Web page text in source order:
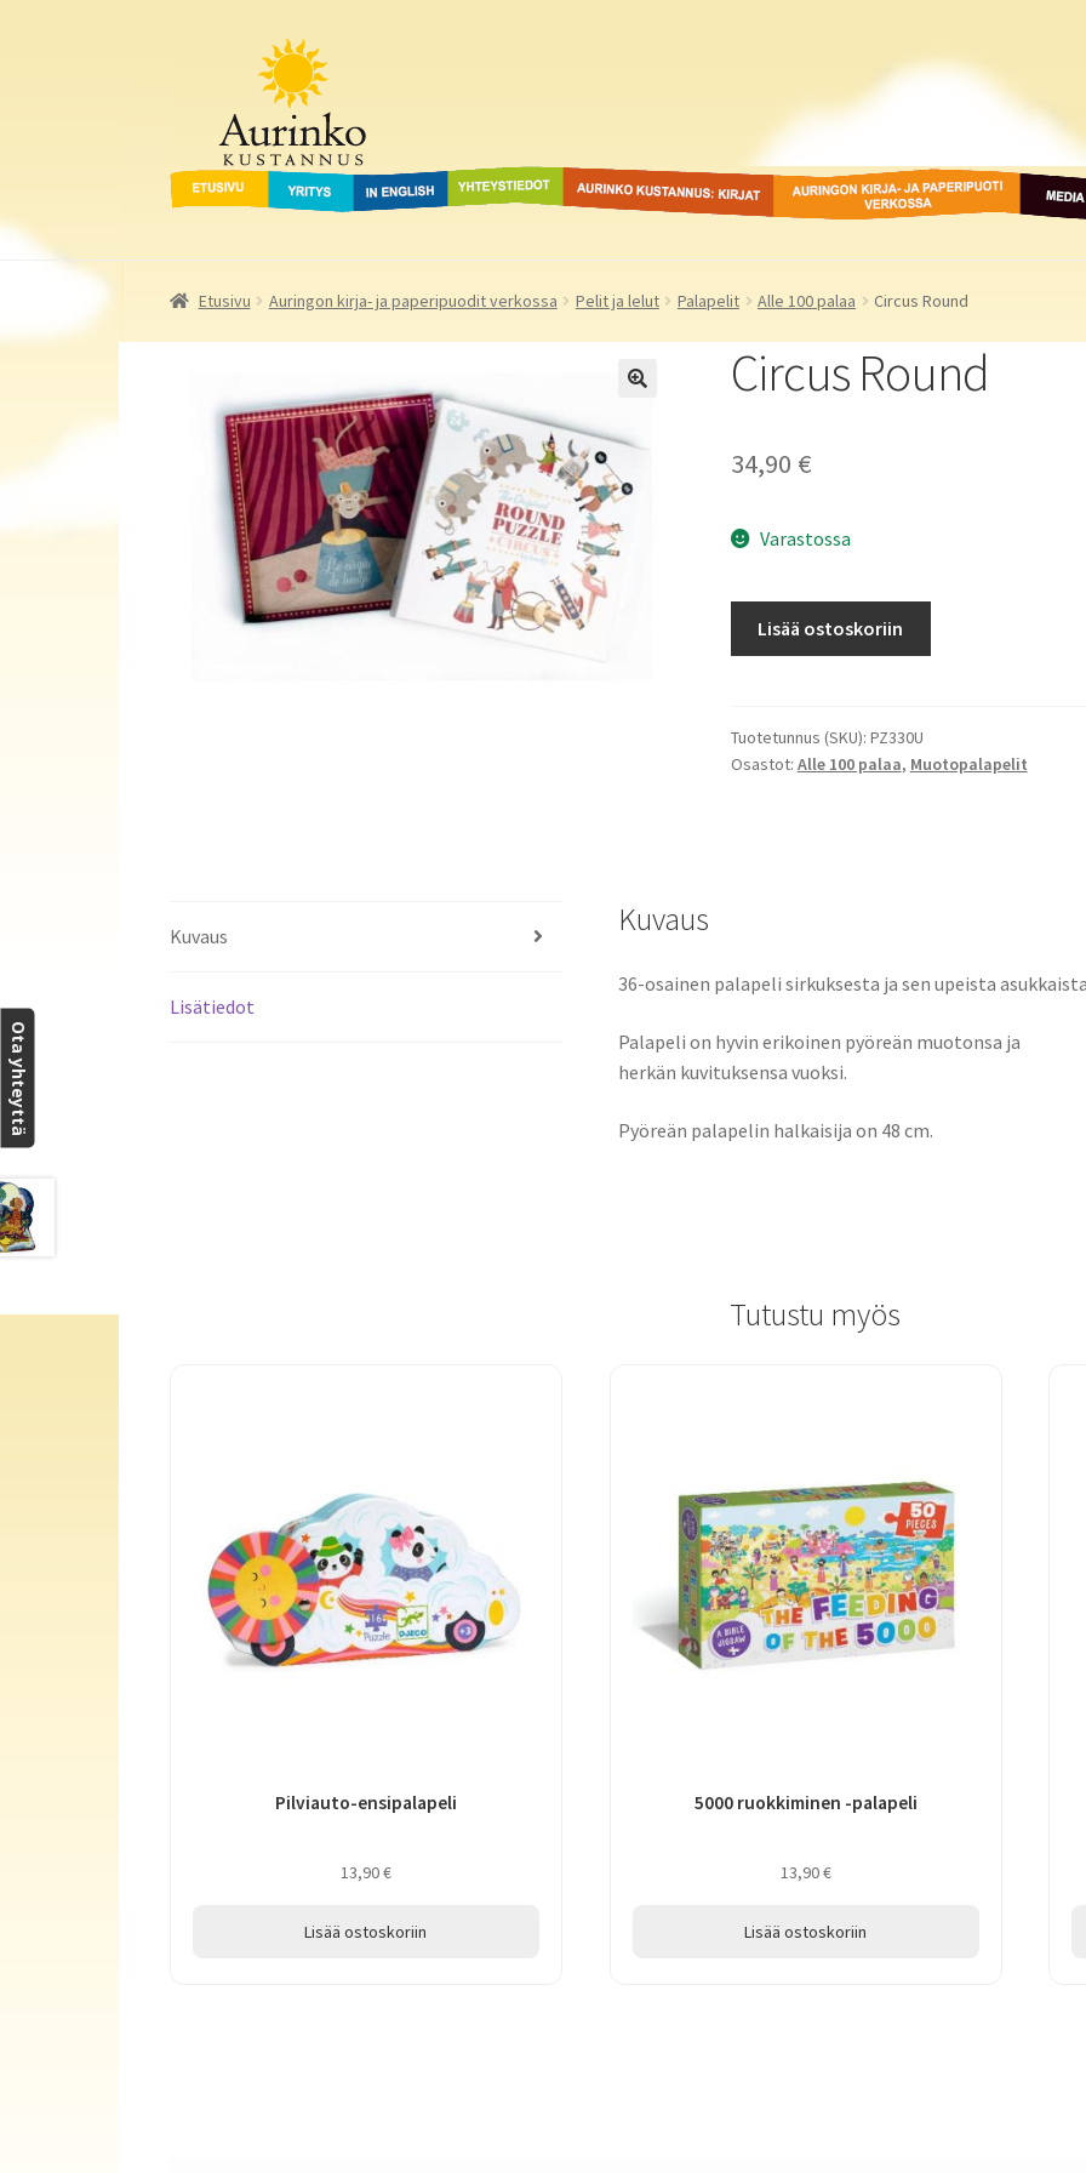
navigointiin
Aurinko Kustannus
Etusivu Yritys In English Yhteystiedot Aurinko Kustannus: kirjat Auringon kirja- ja
paperipuodit verkossa
Media
Etusivu Auringon kirja- ja paperipuodit verkossa Pelit ja lelut Palapelit Alle 100 palaa Circus Round
Circus Round
34,90 €
Varastossa
Lisää ostoskoriin
Tuotetunnus (SKU): PZ330U
Osastot: Alle 100 palaa, Muotopalapelit
Kuvaus
Lisätiedot
Kuvaus
36-osainen palapeli sirkuksesta ja sen upeista
Palapeli on hyvin erikoinen pyöreän muotonsa ja
herkän kuvituksensa vuoksi.
Pyöreän palapelin halkaisija on 48 cm.
Tutustu myös
Pilviauto-ensipalapeli
13,90€
Lisää ostoskoriin
5000 ruokkiminen -palapeli
13,90€
Lisää ostoskoriin
Ota yhteyttä